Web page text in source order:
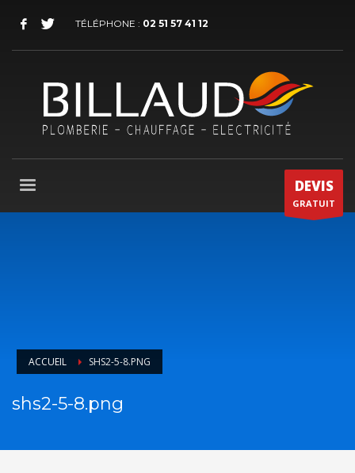
TÉLÉPHONE : 02 51 57 41 12
DEVIS
GRATUIT
ACCUEIL SHS2-5-8.PNG
shs2-5-8.png